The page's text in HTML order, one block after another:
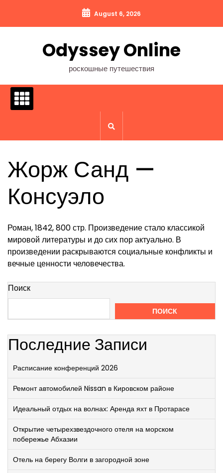
содержимому
August 6, 2026
Odyssey Online
роскошные путешествия
Жорж Санд —
Консуэло
Роман, 1842, 800 стр. Произведение стало классикой
мировой литературы и до сих пор актуально. В
произведении раскрываются социальные конфликты и
вечные ценности человечества.
Поиск
ПОИСК
Последние Записи
Расписание конференций 2026
Ремонт автомобилей Nissan в Кировском районе
Идеальный отдых на волнах: Аренда яхт в Протарасе
Открытие четырехзвездочного отеля на морском
побережье Абхазии
Отель на берегу Волги в загородной зоне